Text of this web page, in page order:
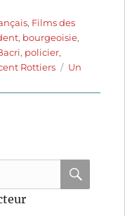
, Films des
, bourgeoisie,
, policier,
Rottiers
Un